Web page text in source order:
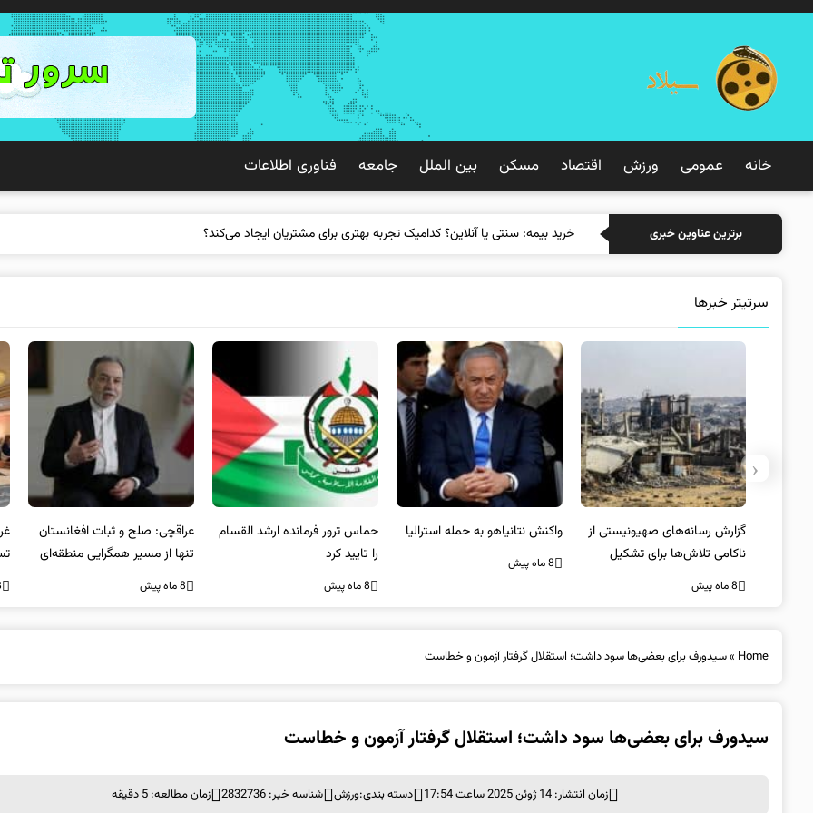
خانه عمومی ورزش اقتصاد مسکن بین الملل جامعه فناوری اطلاعات
برترین عناوین خبری خرید بیمه
سرتیتر خبرها
واکنش نتانیاهو به حمله استرالیا
حماس ترور فرمانده ارشد القسام
را تایید کرد
عراقچی: صلح و ثبات افغانستان
تنها از مسیر همگرایی منطقه‌ای
محقق می‌شود
8 ماه پیش
غریب آبادی: مردم ایران هرگز
تسلیم تهدیدات و تجاوزات
نخواهند شد و متحد و منسجم
8 ماه پیش 8
‹
Home
»سیدورف برای بعضی‌ها سود داشت؛ استقلال گرفتار آزمون و خطاست
سیدورف برای بعضی‌ها سود داشت؛ استقلال گرفتار آزمون و خطاست
زمان انتشار: 14 ژوئن 2025 ساعت 17:54 دسته بندی:ورزش شناسه خبر: 2832736 زمان مطالعه: 5 دقیقه